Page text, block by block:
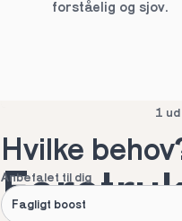
1
Hvilke
Anbefalet til dig
Fagligt boost
forståelig og sjov.